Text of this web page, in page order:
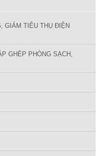
GIẢM TIÊU THỤ ĐIỆN
GHÉP PHÒNG SẠCH,